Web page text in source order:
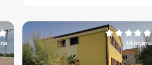
44 ocjena